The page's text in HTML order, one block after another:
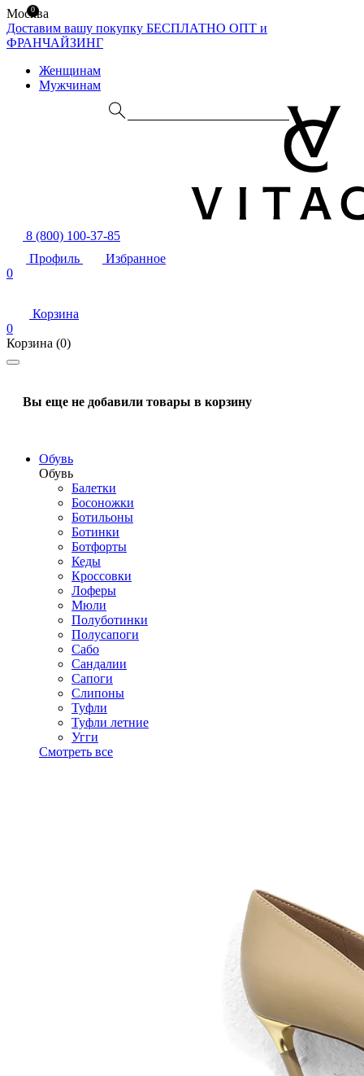
Москва
Доставим вашу покупку БЕСПЛАТНО ОПТ и
ФРАНЧАЙЗИНГ
Женщинам
Мужчинам
8 (800) 100-37-85
Профиль
Избранное
0
Корзина
0
Корзина (0)
Вы еще не добавили товары в корзину
Обувь
Обувь
Балетки
Босоножки
Ботильоны
Ботинки
Ботфорты
Кеды
Кроссовки
Лоферы
Мюли
Полуботинки
Полусапоги
Сабо
Сандалии
Сапоги
Слипоны
Туфли
Туфли летние
Угги
Смотреть все
0